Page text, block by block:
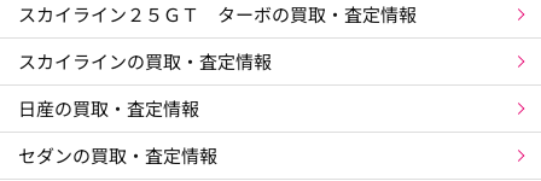
スカイライン２５ＧＴ ターボの買取・査定情報
スカイラインの買取・査定情報
日産の買取・査定情報
セダンの買取・査定情報